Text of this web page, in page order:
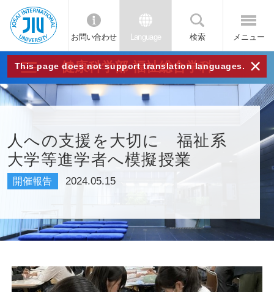
JIU
城西
国際
大学
お問い合わせ Language 検索 メニュー
This page does not support translation languages. ×
健康科学部 福祉総合学科
人への支援を大切に 福祉系
大学等進学者へ模擬授業
開催報告 2024.05.15